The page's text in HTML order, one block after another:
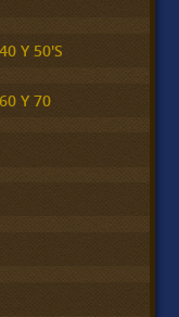
Y 50'S
Y 70